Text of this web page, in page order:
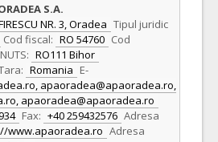
S.A.
NR. 3, Oradea Tipul juridic
Cod fiscal: RO 54760 Cod
RO111 Bihor
Romania E-
apaoradea@apaoradea.ro,
apaoradea@apaoradea.ro
Fax: +40 259432576 Adresa
www.apaoradea.ro Adresa